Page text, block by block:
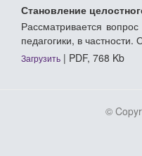
Становление
Рассматривается
педагогики, в
Загрузить | PDF, 768 Kb
©